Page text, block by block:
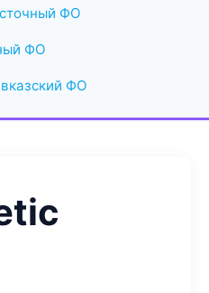
ФО
ФО
ФО